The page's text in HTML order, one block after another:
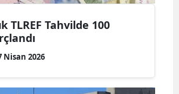
TLREF Tahvilde 100
Nisan 2026